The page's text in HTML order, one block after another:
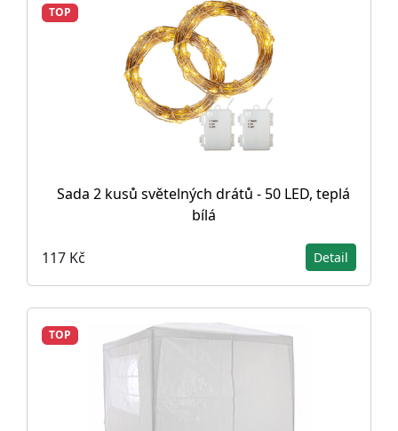
TOP
Sada 2 kusů světelných drátů - 50 LED, teplá
bílá
117 Kč Detail
TOP